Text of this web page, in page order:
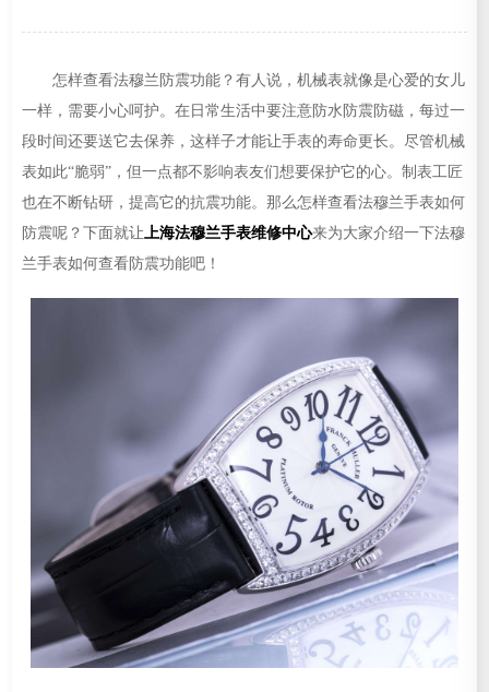
怎样查看法穆兰防震功能？有人说，机械表就像是心爱的女儿
一样，需要小心呵护。在日常生活中要注意防水防震防磁，每过一
段时间还要送它去保养，这样子才能让手表的寿命更长。尽管机械
表如此“脆弱”，但一点都不影响表友们想要保护它的心。制表工匠
也在不断钻研，提高它的抗震功能。那么怎样查看法穆兰手表如何
防震呢？下面就让上海法穆兰手表维修中心来为大家介绍一下法穆
兰手表如何查看防震功能吧！